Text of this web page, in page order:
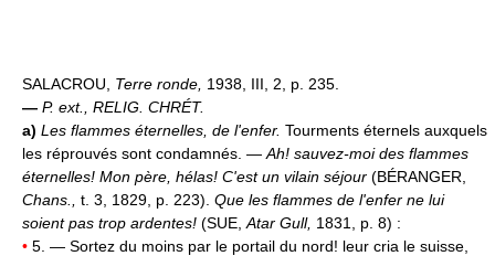
SALACROU, Terre ronde, 1938, III, 2, p. 235.
— P. ext., RELIG. CHRÉT.
a) Les flammes éternelles, de l'enfer. Tourments éternels auxquels
les réprouvés sont condamnés. — Ah! sauvez-moi des flammes
éternelles! Mon père, hélas! C'est un vilain séjour (BÉRANGER,
Chans., t. 3, 1829, p. 223). Que les flammes de l'enfer ne lui
soient pas trop ardentes! (SUE, Atar Gull, 1831, p. 8) :
• 5. — Sortez du moins par le portail du nord! leur cria le suisse,